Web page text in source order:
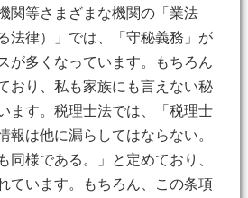
関等さまざまな機関の「業法
法律）」では、「守秘義務」が
が多くなっています。もちろん
おり、私も家族にも言えない秘
ます。税理士法では、「税理士
報は他に漏らしてはならない。
同様である。」と定めており、
ています。もちろん、この条項